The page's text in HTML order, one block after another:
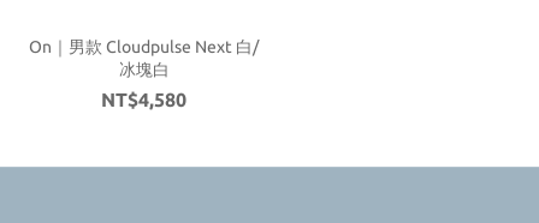
On｜男款 Cloudpulse Next 白/
冰塊白
NT$4,580